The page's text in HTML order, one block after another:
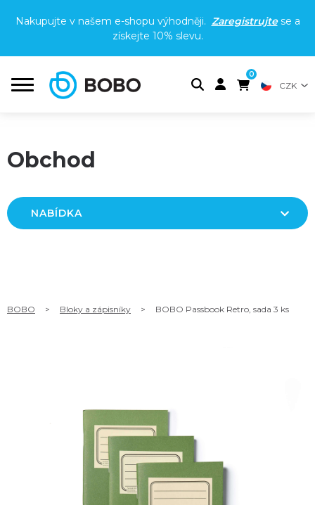
Nakupujte v našem e-shopu výhodněji. Zaregistrujtese a
získejte 10% slevu.
0
CZK
Obchod
NABÍDKA
BOBO > Bloky a zápisníky > BOBO Passbook Retro, sada 3 ks